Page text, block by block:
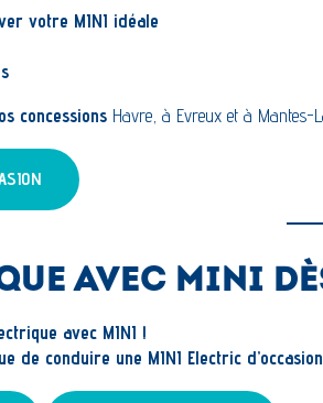
votre MINI idéale
concessions Havre, à Evreux et à Mantes-
AVEC MINI
avec MINI !
de conduire une MINI Electric d’occasion